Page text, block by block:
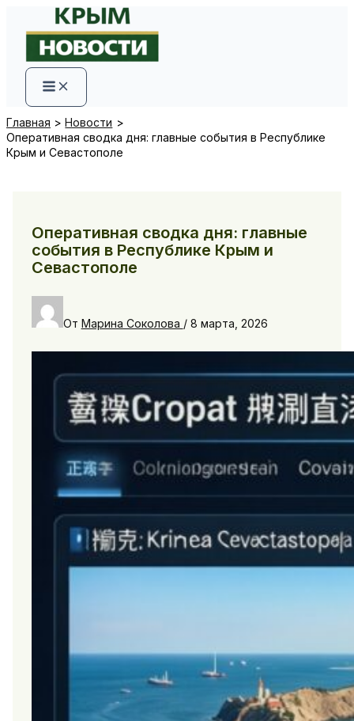
содержимому
Главная
Новости
Оперативная сводка дня: главные события в Республике
Крым и Севастополе
Оперативная сводка дня: главные
события в Республике Крым и
Севастополе
От Марина Соколова / 8 марта, 2026